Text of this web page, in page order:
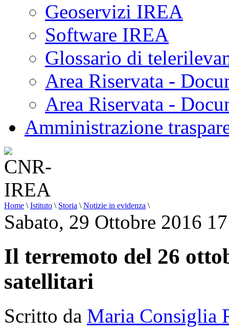
Geoservizi IREA
Software IREA
Glossario di
Area Riservata -
Area Riservata -
Amministrazione
Home \ Istituto \ Storia \ Notizie in evidenza \
Sabato, 29 Ottobre 2016
Il terremoto del 26
satellitari
Scritto da Maria Consiglia